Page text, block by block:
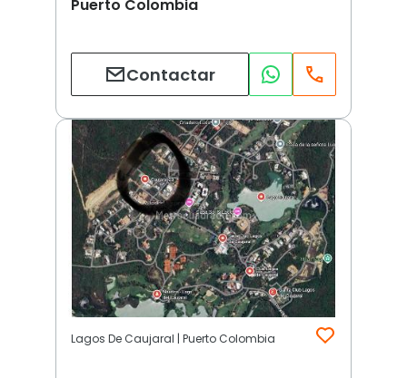
Puerto Colombia
Contactar
Lagos De Caujaral | Puerto Colombia